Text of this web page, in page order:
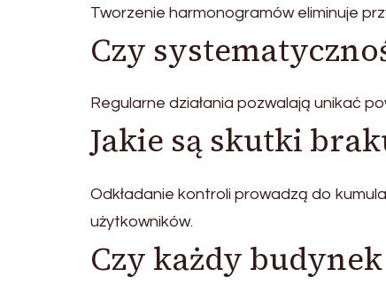
Tworzenie harmonogramów eliminuje
Czy
Regularne działania pozwalają unikać
Jakie są skutki
Odkładanie kontroli prowadzą do
użytkowników.
Czy każdy